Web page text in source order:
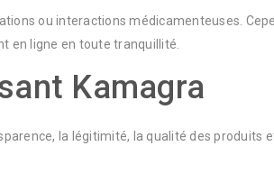
ou interactions médicamenteuses.
en ligne en toute tranquillité.
Kamagra
la légitimité, la qualité des produits